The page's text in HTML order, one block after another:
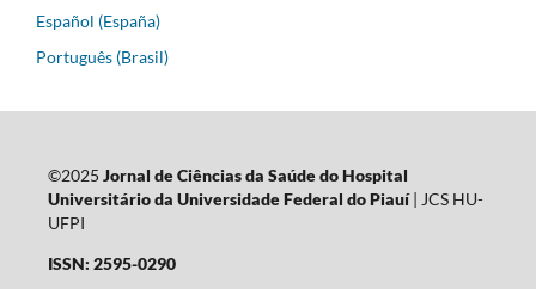
Español (España)
Português (Brasil)
©2025 Jornal de Ciências da Saúde do Hospital
Universitário da Universidade Federal do Piauí| JCS HU-
UFPI
ISSN: 2595-0290